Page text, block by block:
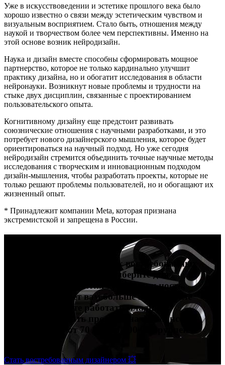
Уже в искусствоведении и эстетике прошлого века было
хорошо известно о связи между эстетическим чувством и
визуальным восприятием. Стало быть, отношения между
наукой и творчеством более чем перспективны. Именно на
этой основе возник нейродизайн.
Наука и дизайн вместе способны сформировать мощное
партнерство, которое не только кардинально улучшит
практику дизайна, но и обогатит исследования в области
нейронауки. Возникнут новые проблемы и трудности на
стыке двух дисциплин, связанные с проектированием
пользовательского опыта.
Когнитивному дизайну еще предстоит развивать
союзнические отношения с научными разработками, и это
потребует нового дизайнерского мышления, которое будет
ориентироваться на научный подход. Но уже сегодня
нейродизайн стремится объединить точные научные методы
исследования с творческим и инновационным подходом
дизайн-мышления, чтобы разработать проекты, которые не
только решают проблемы пользователей, но и обогащают их
жизненный опыт.
* Принадлежит компании Meta, которая признана
экстремистской и запрещена в России.
Попробуйте себя в четырех востребованных
профессиях в дизайне и выберите для
дальнейшего развития ту специальность,
которая подойдет вам больше всего. После
обучения сможете работать младшим
дизайнером, брать проекты на фрилансе и
зарабатывать от 70 000 до 200 000 рублей и
Стать востребованным дизайнером 💥